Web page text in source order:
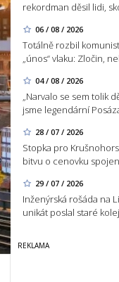
rekordman děsil lidi,
06 / 08 / 2026
Totálně rozbil
„únos“ vlaku: Zločin,
04 / 08 / 2026
„Narvalo se sem tolik
jsme legendární
28 / 07 / 2026
Stopka pro
bitvu o cenovku
29 / 07 / 2026
Inženýrská rošáda na
unikát poslal staré